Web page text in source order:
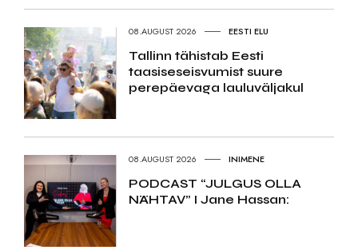
08.AUGUST 2026 EESTI ELU
Tallinn tähistab Eesti
taasiseseisvumist suure
perepäevaga lauluväljakul
08.AUGUST 2026 INIMENE
PODCAST “JULGUS OLLA
NÄHTAV” I Jane Hassan: